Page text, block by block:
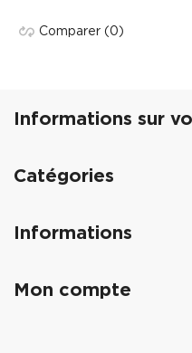
Comparer (0)
Informations sur
Catégories
Informations
Mon compte